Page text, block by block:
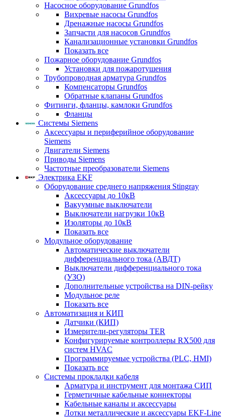
Насосное оборудование Grundfos
Вихревые насосы Grundfos
Дренажные насосы Grundfos
Запчасти для насосов Grundfos
Канализационные установки Grundfos
Показать все
Пожарное оборудование Grundfos
Установки для пожаротушения
Трубопроводная арматура Grundfos
Компенсаторы Grundfos
Обратные клапаны Grundfos
Фитинги, фланцы, камлоки Grundfos
Фланцы
Системы Siemens
Аксессуары и периферийное оборудование
Siemens
Двигатели Siemens
Приводы Siemens
Частотные преобразователи Siemens
Электрика EKF
Оборудование среднего напряжения Stingray
Аксессуары до 10кВ
Вакуумные выключатели
Выключатели нагрузки 10кВ
Изоляторы до 10кВ
Показать все
Модульное оборудование
Автоматические выключатели
дифференциального тока (АВДТ)
Выключатели дифференциального тока
(УЗО)
Дополнительные устройства на DIN-рейку
Модульное реле
Показать все
Автоматизация и КИП
Датчики (КИП)
Измерители-регуляторы TER
Конфигурируемые контроллеры RX500 для
систем HVAC
Программируемые устройства (PLC, HMI)
Показать все
Системы прокладки кабеля
Арматура и инструмент для монтажа СИП
Герметичные кабельные коннекторы
Кабельные каналы и аксессуары
Лотки металлические и аксессуары EKF-Line